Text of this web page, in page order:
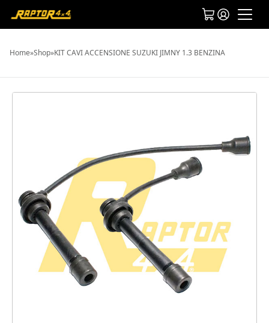
Home»Shop»KIT CAVI ACCENSIONE SUZUKI JIMNY 1.3 BENZINA